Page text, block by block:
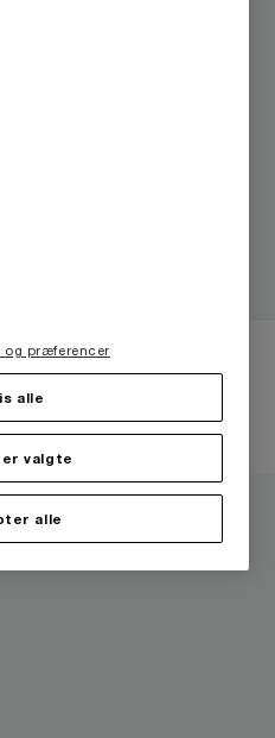
alle
alle
valgte
og præferencer